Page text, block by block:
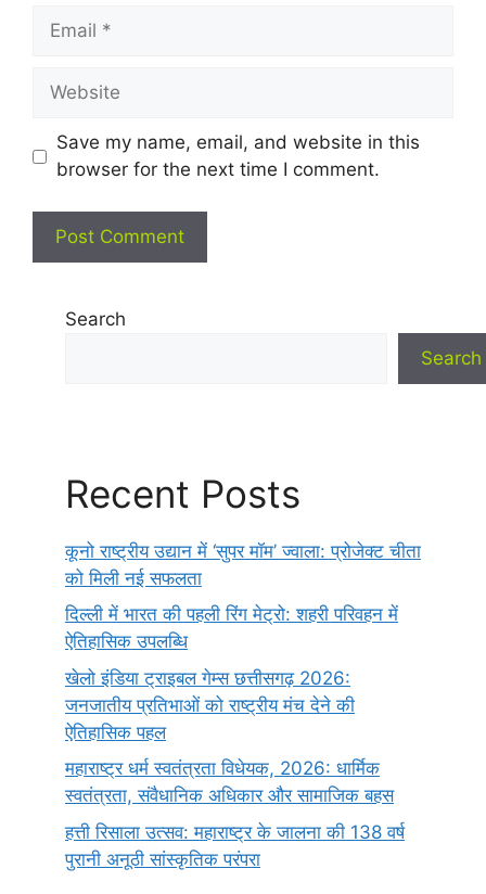
Email
Website
Save my name, email, and website in this
browser for the next time I comment.
Search
Search
Recent Posts
कूनो राष्ट्रीय उद्यान में ‘सुपर मॉम’ ज्वाला: प्रोजेक्ट चीता
को मिली नई सफलता
दिल्ली में भारत की पहली रिंग मेट्रो: शहरी परिवहन में
ऐतिहासिक उपलब्धि
खेलो इंडिया ट्राइबल गेम्स छत्तीसगढ़ 2026:
जनजातीय प्रतिभाओं को राष्ट्रीय मंच देने की
ऐतिहासिक पहल
महाराष्ट्र धर्म स्वतंत्रता विधेयक, 2026: धार्मिक
स्वतंत्रता, संवैधानिक अधिकार और सामाजिक बहस
हत्ती रिसाला उत्सव: महाराष्ट्र के जालना की 138 वर्ष
पुरानी अनूठी सांस्कृतिक परंपरा